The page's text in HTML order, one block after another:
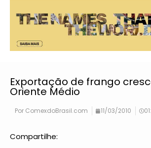
Exportação de frango
Oriente Médio
Por ComexdoBrasil.com 11/03/2010
Compartilhe: